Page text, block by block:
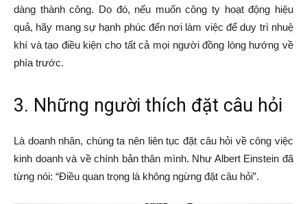
dàng thành công. Do đó, nếu muốn công ty hoạt động hiệu
quả, hãy mang sự hạnh phúc đến nơi làm việc để duy trì nhuệ
khí và tạo điều kiện cho tất cả mọi người đồng lòng hướng về
phía trước.
3. Những người thích đặt câu hỏi
Là doanh nhân, chúng ta nên liên tục đặt câu hỏi về công việc
kinh doanh và về chính bản thân mình. Như Albert Einstein đã
từng nói: “Điều quan trọng là không ngừng đặt câu hỏi”.